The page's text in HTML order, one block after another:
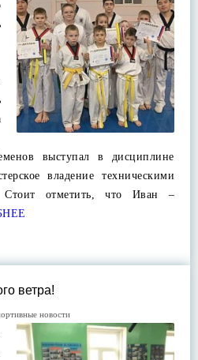
выступал в дисциплине
владение техническими
Стоит отметить, что Иван –
ветра!
новости